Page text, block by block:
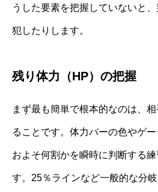
うした要素を把握していないと
犯したりします。
残り体力（HP）の把握
まず最も簡単で根本的なのは、
ることです。体力バーの色やゲ
およそ何割かを瞬時に判断する
す。25％ラインなど一般的な分